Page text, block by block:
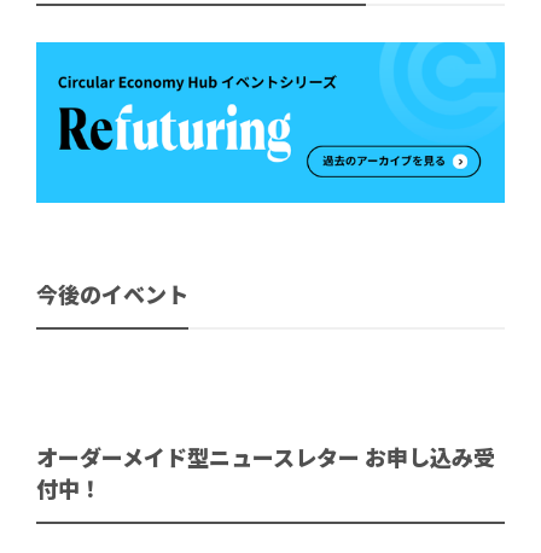
今後のイベント
オーダーメイド型ニュースレター お申し込み受
付中！